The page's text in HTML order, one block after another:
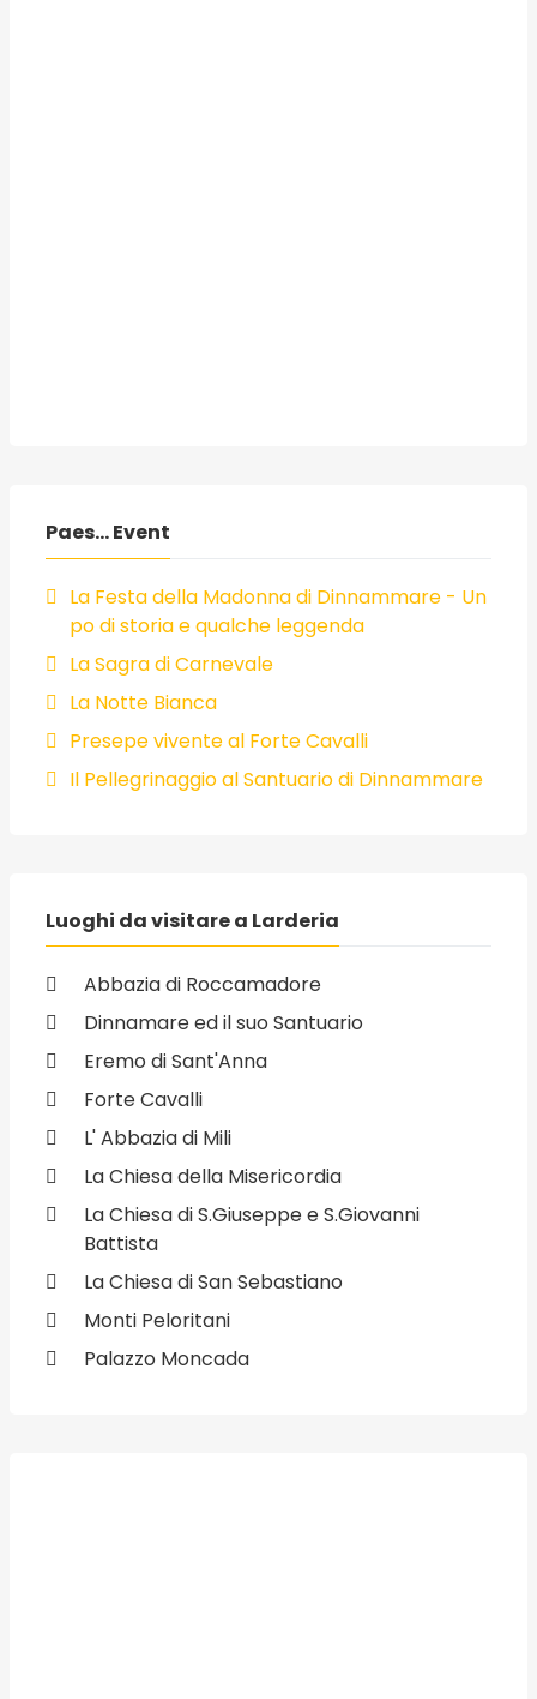
Paes... Event
La Festa della Madonna di Dinnammare - Un
po di storia e qualche leggenda
La Sagra di Carnevale
La Notte Bianca
Presepe vivente al Forte Cavalli
Il Pellegrinaggio al Santuario di Dinnammare
Luoghi da visitare a Larderia
Abbazia di Roccamadore
Dinnamare ed il suo Santuario
Eremo di Sant'Anna
Forte Cavalli
L' Abbazia di Mili
La Chiesa della Misericordia
La Chiesa di S.Giuseppe e S.Giovanni
Battista
La Chiesa di San Sebastiano
Monti Peloritani
Palazzo Moncada